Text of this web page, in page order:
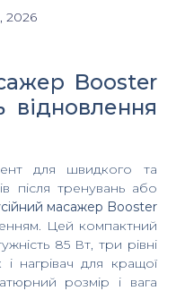
2026
Booster
відновлення
для швидкого та
після тренувань або
масажер Booster
Цей компактний
85 Вт, три рівні
і нагрівач для кращої
розмір і вага